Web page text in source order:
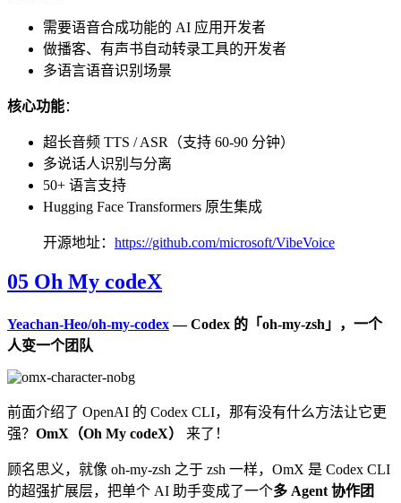
需要语音合成功能的 AI 应用开发者
做播客、有声书自动转录工具的开发者
多语言语音识别场景
核心功能：
超长音频 TTS / ASR（支持 60-90 分钟）
多说话人识别与分离
50+ 语言支持
Hugging Face Transformers 原生集成
开源地址： https://github.com/microsoft/VibeVoice
05 Oh My codeX
Yeachan-Heo/oh-my-codex— Codex 的「oh-my-zsh」，一个
人变一个团队
前面介绍了 OpenAI 的 Codex CLI，那有没有什么方法让它更
强？ OmX（Oh My codeX） 来了！
顾名思义，就像 oh-my-zsh 之于 zsh 一样，OmX 是 Codex CLI
的超强扩展层，把单个 AI 助手变成了一个多 Agent 协作团